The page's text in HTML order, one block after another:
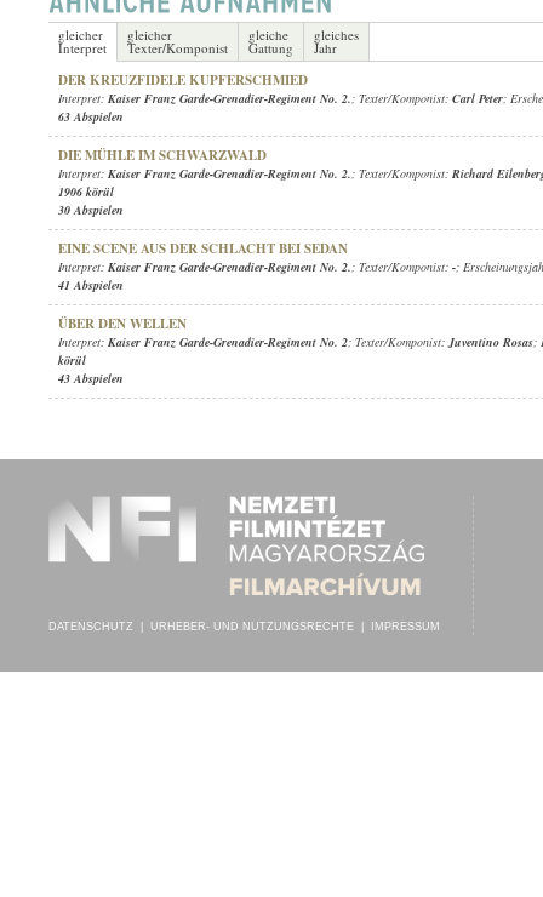
gleicher
Interpret
gleicher
Texter/Komponist
gleiche
Gattung
gleiches
Jahr
DER KREUZFIDELE KUPFERSCHMIED
Interpret: Kaiser Franz Garde-Grenadier-Regiment No. 2.; Texter/Komponist: Carl Peter;
63 Abspielen
DIE MÜHLE IM SCHWARZWALD
Interpret: Kaiser Franz Garde-Grenadier-Regiment No. 2.; Texter/Komponist: Richard
1906 körül
30 Abspielen
EINE SCENE AUS DER SCHLACHT BEI SEDAN
Interpret: Kaiser Franz Garde-Grenadier-Regiment No. 2.; Texter/Komponist: -;
41 Abspielen
ÜBER DEN WELLEN
Interpret: Kaiser Franz Garde-Grenadier-Regiment No. 2; Texter/Komponist:Juventino Rosas;
körül
43 Abspielen
DATENSCHUTZ URHEBER- UND NUTZUNGSRECHTE IMPRESSUM